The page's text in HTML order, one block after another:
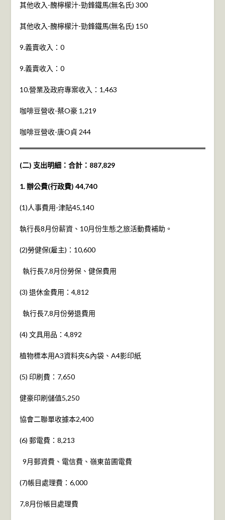
其他收入-醜檸檬汁-勁鋒鐵馬(無名氏) 300
其他收入-醜檸檬汁-勁鋒鐵馬(無名氏) 150
9.義賣收入：0
9.義賣收入：0
10.營業及政府專案收入：1,463
咖啡豆營收-蔡O豪 1,219
咖啡豆營收-唐O貞 244
(二) 支出明細：合計：887,829
1.辦公費(行政費) 44,740
(1)人事費用-津貼45,140
執行長8月份薪資、10月份生態之旅活動費補助。
(2)勞健保(雇主)：10,600
執行長7,8月份勞保、健保費用
(3) 退休金費用：4,812
執行長7,8月份勞退費用
(4) 文具用品：4,892
植物標本用A3資料夾&內袋、A4影印紙
(5) 印刷費：7,650
健豪印刷儲值5,250
協會二聯單收據本2,400
(6) 郵電費：8,213
9月郵資費、電信費、嶺東苗圃電費
(7)帳目處理費：6,000
7,8月份帳目處理費